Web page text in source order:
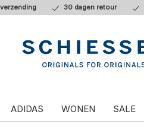
30 dagen retour
ADIDAS WONEN SALE